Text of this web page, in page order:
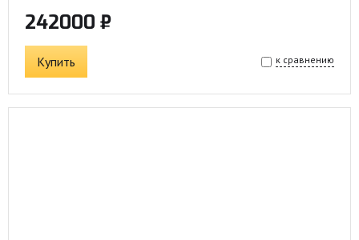
242000 ₽
Купить к сравнению